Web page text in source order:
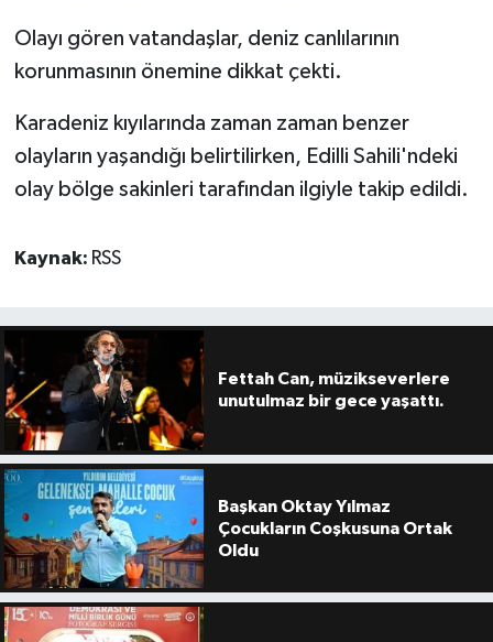
Olayı gören vatandaşlar, deniz canlılarının
korunmasının önemine dikkat çekti.
Karadeniz kıyılarında zaman zaman benzer
olayların yaşandığı belirtilirken, Edilli Sahili'ndeki
olay bölge sakinleri tarafından ilgiyle takip edildi.
Kaynak: RSS
Fettah Can, müzikseverlere
unutulmaz bir gece yaşattı.
Başkan Oktay Yılmaz
Çocukların Coşkusuna Ortak
Oldu